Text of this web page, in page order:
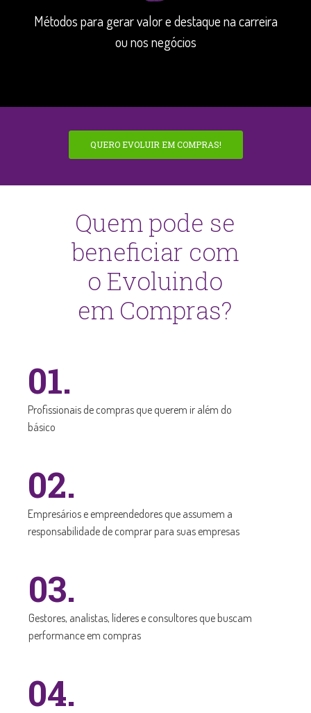
Métodos para gerar valor e destaque na carreira
ou nos negócios
QUERO EVOLUIR EM COMPRAS!
Quem pode se
beneficiar com
o Evoluindo
em Compras?
01.
Profissionais de compras que querem ir além do
básico
02.
Empresários e empreendedores que assumem a
responsabilidade de comprar para suas empresas
03.
Gestores, analistas, líderes e consultores que buscam
performance em compras
04.